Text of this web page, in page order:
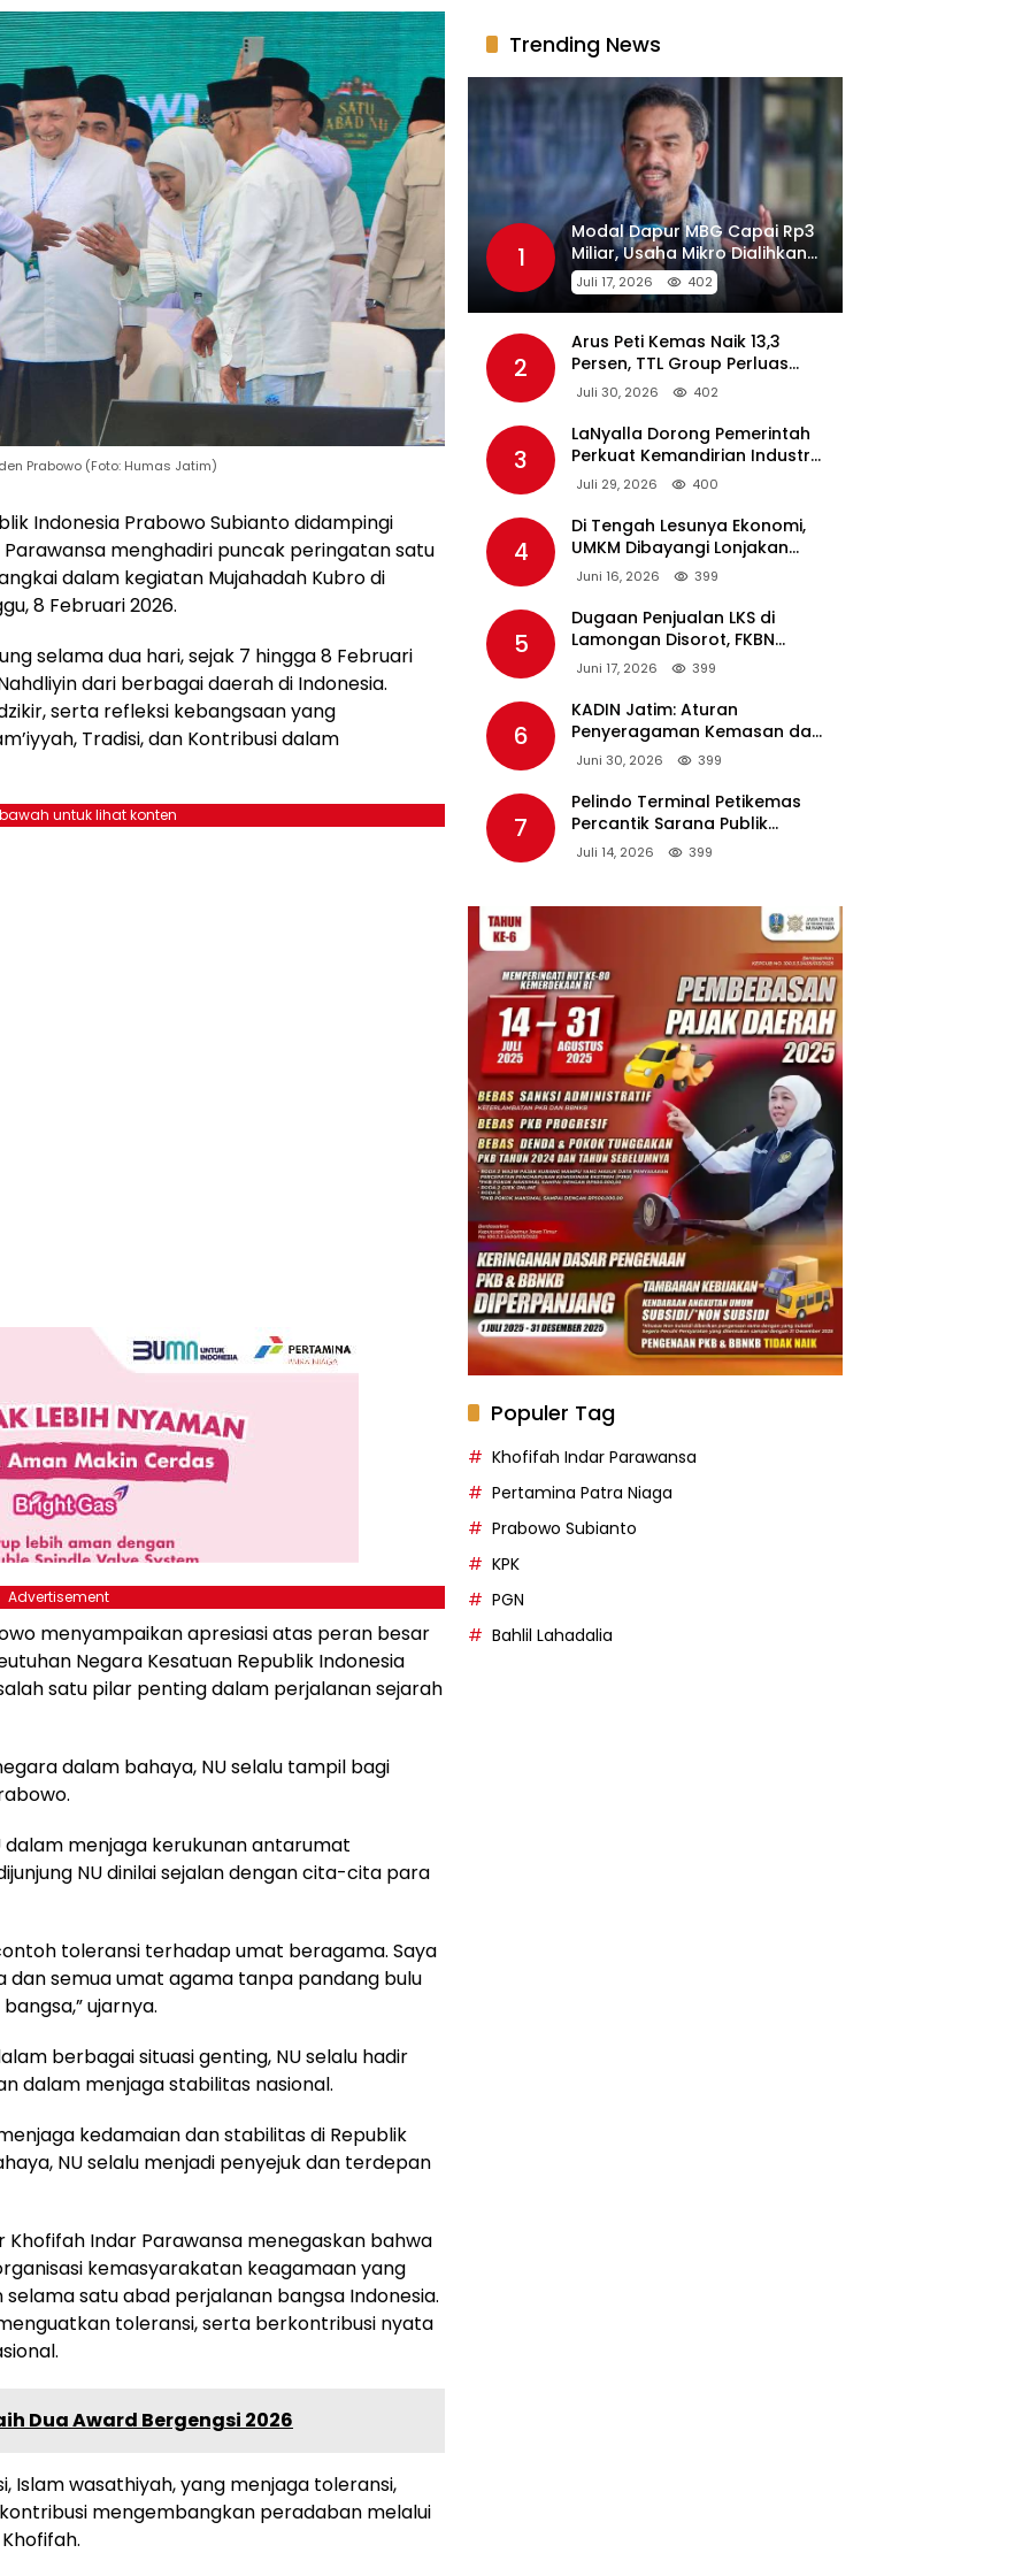
Prabowo (Foto: Humas Jatim)
Indonesia Prabowo Subianto didampingi
menghadiri puncak peringatan satu
dalam kegiatan Mujahadah Kubro di
8 Februari 2026.
selama dua hari, sejak 7 hingga 8 Februari
dari berbagai daerah di Indonesia.
serta refleksi kebangsaan yang
Tradisi, dan Kontribusi dalam
untuk lihat konten
Advertisement
menyampaikan apresiasi atas peran besar
Negara Kesatuan Republik Indonesia
satu pilar penting dalam perjalanan sejarah
dalam bahaya, NU selalu tampil bagi
dalam menjaga kerukunan antarumat
NU dinilai sejalan dengan cita-cita para
toleransi terhadap umat beragama. Saya
dan semua umat agama tanpa pandang bulu
ujarnya.
berbagai situasi genting, NU selalu hadir
dalam menjaga stabilitas nasional.
kedamaian dan stabilitas di Republik
NU selalu menjadi penyejuk dan terdepan
Indar Parawansa menegaskan bahwa
kemasyarakatan keagamaan yang
satu abad perjalanan bangsa Indonesia.
toleransi, serta berkontribusi nyata
Dua Award Bergengsi 2026
Islam wasathiyah, yang menjaga toleransi,
mengembangkan peradaban melalui
Trending News
1
Modal Dapur MBG Capai Rp3
Miliar, Usaha Mikro Dialihkan
Jadi Pemasok
Juli 17, 2026 402
2
Arus Peti Kemas Naik 13,3
Persen, TTL Group Perluas
Konektivitas Maritim Global
Juli 30, 2026 402
3
LaNyalla Dorong Pemerintah
Perkuat Kemandirian Industri
Pertahanan Maritim Lewat PT
Juli 29, 2026 400
4
Di Tengah Lesunya Ekonomi,
UMKM Dibayangi Lonjakan
Harga BBM Nonsubsidi
Juni 16, 2026 399
5
Dugaan Penjualan LKS di
Lamongan Disorot, FKBN
Minta APH dan Dinas
Juni 17, 2026 399
6
KADIN Jatim: Aturan
Penyeragaman Kemasan dan
Larangan Bahan Tambahan
Tembakau
Juni 30, 2026 399
7
Pelindo Terminal Petikemas
Percantik Sarana Publik
Warga Ring 1 Terminal Teluk
Juli 14, 2026 399
Populer Tag
Khofifah Indar Parawansa
Pertamina Patra Niaga
Prabowo Subianto
KPK
PGN
Bahlil Lahadalia